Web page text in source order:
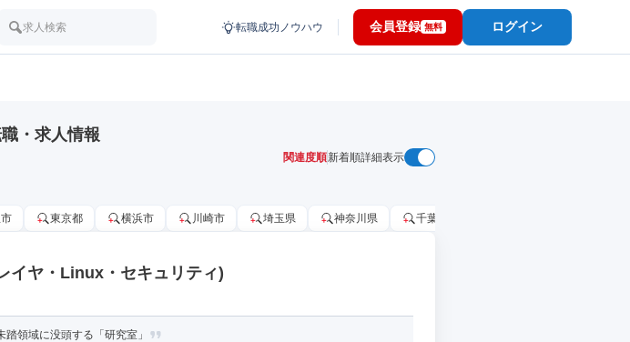
求人検索 転職成功ノウハウ 会員登録 無料 ログイン
・求人情報
関連度順新着順詳細表示
東京都 横浜市 川崎市 埼玉県 神奈川県 千葉市
イヤ・Linux・セキュリティ)
領域に没頭する「研究室」